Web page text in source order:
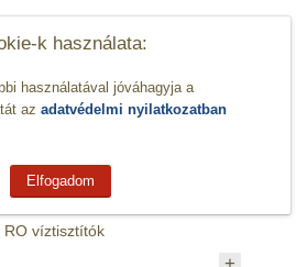
k használata:
használatával jóváhagyja a
az adatvédelmi nyilatkozatban
Elfogadom
víztisztítók